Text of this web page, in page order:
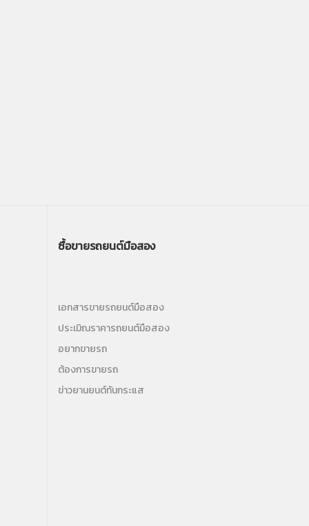
ซื้อขายรถยนต์มือสอง
เอกสารขายรถยนต์มือสอง
ประเมิณราคารถยนต์มือสอง
อยากขายรถ
ต้องการขายรถ
ข่าวยานยนต์ทันกระแส